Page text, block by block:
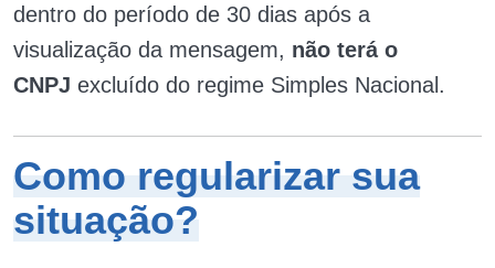
dentro do período de 30 dias após a
visualização da mensagem, não terá o
CNPJ excluído do regime Simples Nacional.
Como regularizar sua
situação?